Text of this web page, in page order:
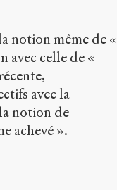
notion même de «
avec celle de «
avec la
notion de
achevé ».